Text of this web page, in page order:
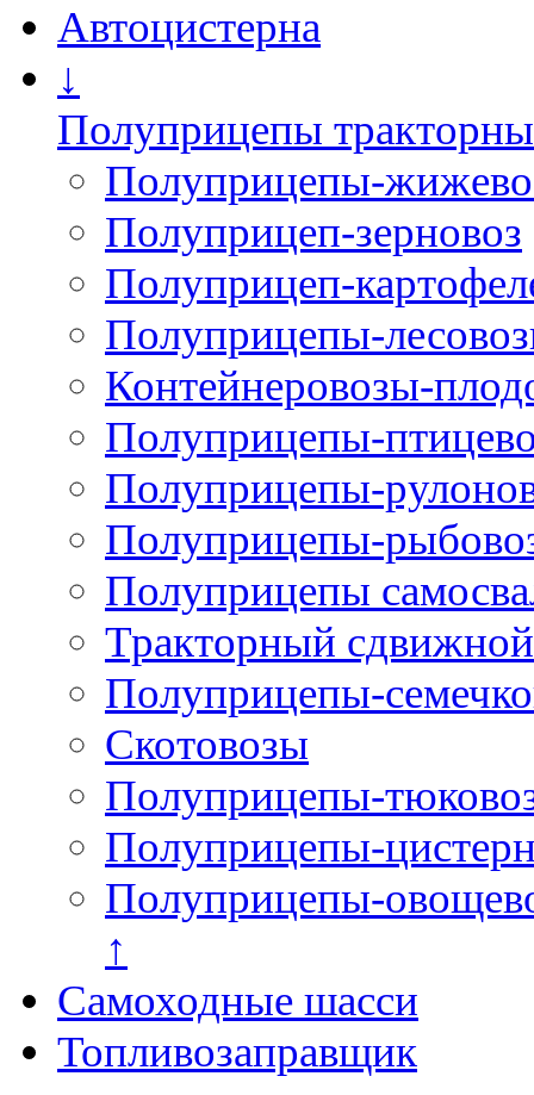
Автоцистерна
↓
Полуприцепы
Полуприцепы-
Полуприцеп-зерновоз
Полуприцеп-
Полуприцепы-
Контейнеровозы-
Полуприцепы-
Полуприцепы-
Полуприцепы-
Полуприцепы
Тракторный
Полуприцепы-
Скотовозы
Полуприцепы-
Полуприцепы-
Полуприцепы-
↑
Самоходные шасси
Топливозаправщик